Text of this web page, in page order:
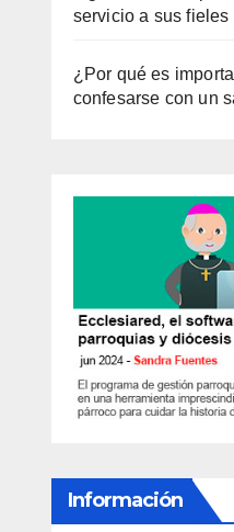
servicio a sus fieles
¿Por qué es
confesarse con un
Información